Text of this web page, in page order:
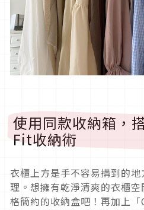
使用同款收納箱，
Fit收納術
衣櫃上方是手不容易搆到的
理。想擁有乾淨清爽的衣櫃
格簡約的收納盒吧！再加上